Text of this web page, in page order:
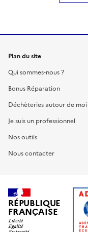
Plan du site
Qui sommes-nous ?
Bonus Réparation
Déchèteries autour de moi
Je suis un professionnel
Nos outils
Nous contacter
RÉPUBLIQUE
FRANÇAISE